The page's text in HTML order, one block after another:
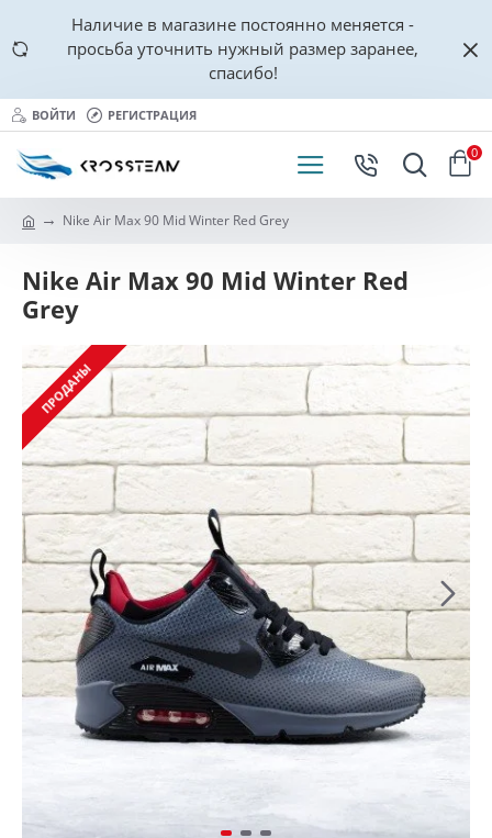
Наличие в магазине постоянно меняется -
просьба уточнить нужный размер заранее,
спасибо!
ВОЙТИ РЕГИСТРАЦИЯ
0
Nike Air Max 90 Mid Winter Red Grey
Nike Air Max 90 Mid Winter Red
Grey
ПРОДАНЫ